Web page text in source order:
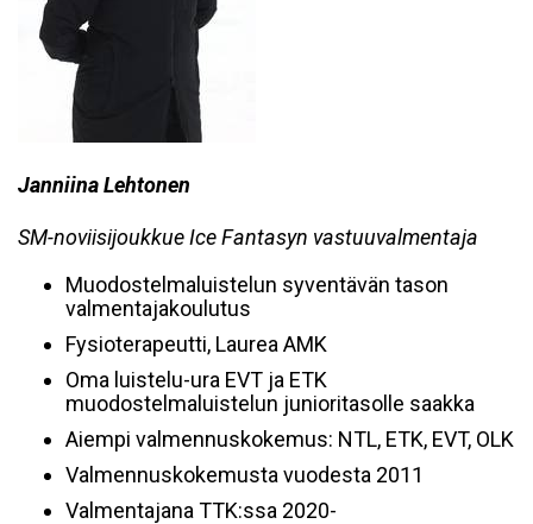
Janniina Lehtonen
SM-noviisijoukkue Ice Fantasyn vastuuvalmentaja
Muodostelmaluistelun syventävän tason
valmentajakoulutus
Fysioterapeutti, Laurea AMK
Oma luistelu-ura EVT ja ETK
muodostelmaluistelun junioritasolle saakka
Aiempi valmennuskokemus: NTL, ETK, EVT, OLK
Valmennuskokemusta vuodesta 2011
Valmentajana TTK:ssa 2020-